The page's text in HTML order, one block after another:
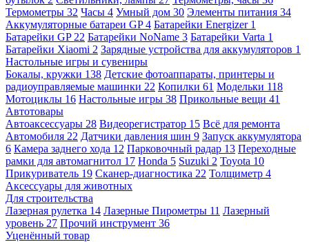
Термометры 32 Часы 4 Умный дом 30 Элементы питания 34
Аккумуляторные батареи GP4 Батарейки Energizer 1
Батарейки GP 22 Батарейки NoName 3 Батарейки Varta 1
Батарейки Xiaomi 2 Зарядные устройства для аккумуляторов 1
Настольные игры и сувениры
Бокалы, кружки 138 Детские фотоаппараты, принтеры и
радиоуправляемые машинки 22 Копилки 61 Модельки 118
Мотоциклы 16 Настольные игры 38 Прикольные вещи 41
Автотовары
Автоаксессуары 28 Видеорегистратор 15 Всё для ремонта
Автомобиля 22 Датчики давления шин 9 Запуск аккумулятора
6 Камера заднего хода 12 Парковочный радар 13 Переходные
рамки для автомагнитол 17 Honda 5 Suzuki 2 Toyota 10
Прикуриватель 19 Сканер-диагностика 22 Толщиметр 4
Аксессуары для животных
Для строительства
Лазерная рулетка 14 Лазерные Пирометры 11 Лазерный
уровень 27 Прочий инструмент 36
Уценённый товар